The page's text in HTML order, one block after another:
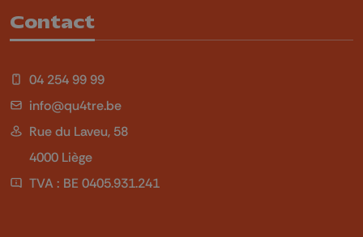
Contact
04 254 99 99
info@qu4tre.be
Rue du Laveu, 58
4000 Liège
TVA : BE 0405.931.241